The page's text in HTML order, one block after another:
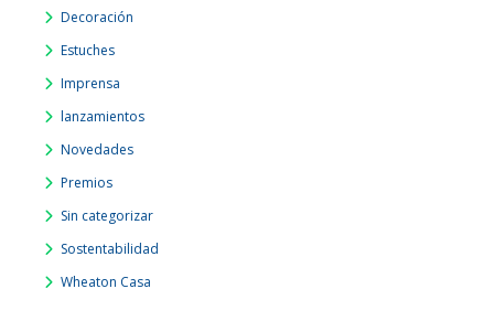
Decoración
Estuches
Imprensa
lanzamientos
Novedades
Premios
Sin categorizar
Sostentabilidad
Wheaton Casa